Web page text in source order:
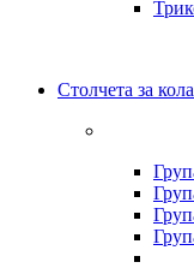
Столчета за кола